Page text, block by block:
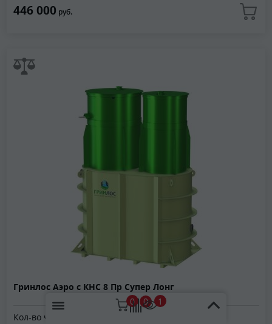
0 0 1
446 000 руб.
Гринлос Аэро с КНС 8 Пр Супер Лонг
Кол-во человек: